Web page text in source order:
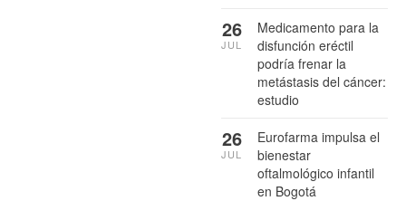
Medicamento para la
disfunción eréctil
podría frenar la
metástasis del cáncer:
estudio
26
JUL
Eurofarma impulsa el
bienestar
oftalmológico infantil
en Bogotá
26
JUL